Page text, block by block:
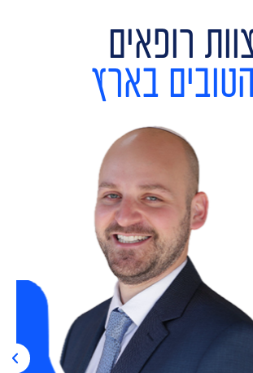
רופאים
בארץ